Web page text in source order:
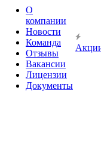
О
компании
Новости
Команда
Отзывы
Вакансии
Лицензии
Документы